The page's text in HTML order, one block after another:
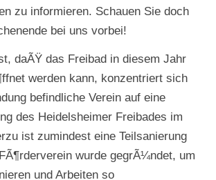
zu informieren. Schauen Sie doch
bei uns vorbei!
daÃŸ das Freibad in diesem Jahr
werden kann, konzentriert sich
befindliche Verein auf eine
des Heidelsheimer Freibades im
ist zumindest eine Teilsanierung
wurde gegrÃ¼ndet, um
und Arbeiten so